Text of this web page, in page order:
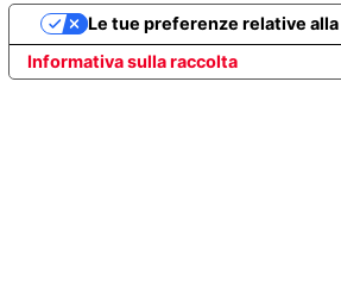
Informativa sulla raccolta
Le tue preferenze relative